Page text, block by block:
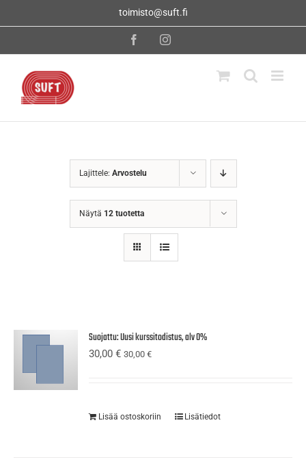
toimisto@suft.fi
FacebookInstagram
Lajittele: Arvostelu
Näytä 12 tuotetta
Suojattu: Uusi kurssitodistus, alv 0%
30,00€ 30,00€
Lisää ostoskoriin Lisätiedot